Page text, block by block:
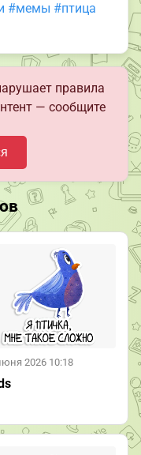
#мемы #птица
правила
— сообщите
2026 10:18